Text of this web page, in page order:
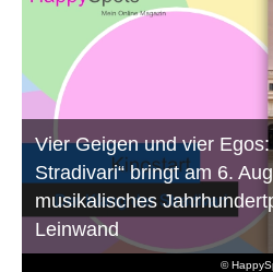
©
Vier Geigen und vier
Stradivari“ bringt am 6.
musikalisches
Leinwand